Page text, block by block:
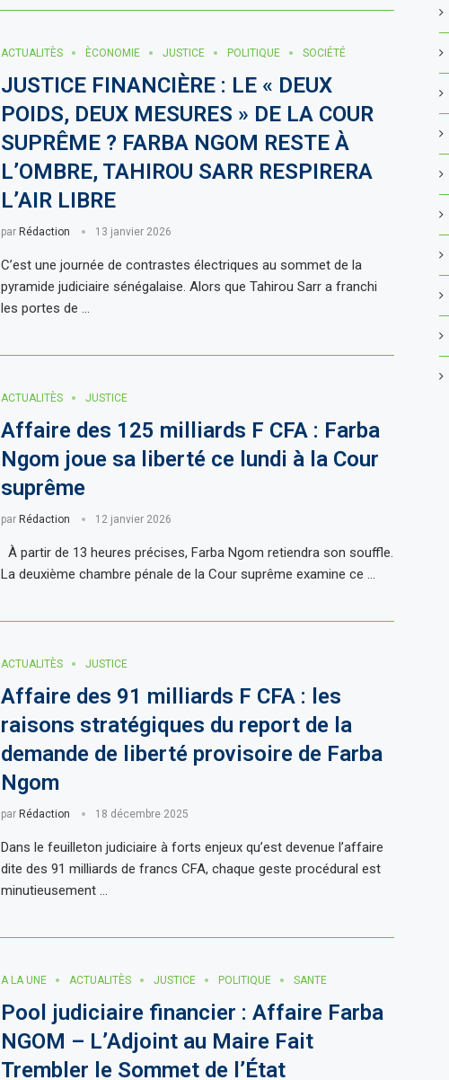
ACTUALITÈS ÈCONOMIE JUSTICE POLITIQUE SOCIÉTÉ
JUSTICE FINANCIÈRE : LE « DEUX
POIDS, DEUX MESURES » DE LA COUR
SUPRÊME ? FARBA NGOM RESTE À
L’OMBRE, TAHIROU SARR RESPIRERA
L’AIR LIBRE
par Rédaction 13 janvier 2026
C’est une journée de contrastes électriques au sommet de la
pyramide judiciaire sénégalaise. Alors que Tahirou Sarr a franchi
les portes de …
ACTUALITÈS JUSTICE
Affaire des 125 milliards F CFA : Farba
Ngom joue sa liberté ce lundi à la Cour
suprême
par Rédaction 12 janvier 2026
À partir de 13 heures précises, Farba Ngom retiendra son souffle.
La deuxième chambre pénale de la Cour suprême examine ce …
ACTUALITÈS JUSTICE
Affaire des 91 milliards F CFA : les
raisons stratégiques du report de la
demande de liberté provisoire de Farba
Ngom
par Rédaction 18 décembre 2025
Dans le feuilleton judiciaire à forts enjeux qu’est devenue l’affaire
dite des 91 milliards de francs CFA, chaque geste procédural est
minutieusement …
A LA UNE ACTUALITÈS JUSTICE POLITIQUE SANTE
Pool judiciaire financier : Affaire Farba
NGOM – L’Adjoint au Maire Fait
Trembler le Sommet de l’État